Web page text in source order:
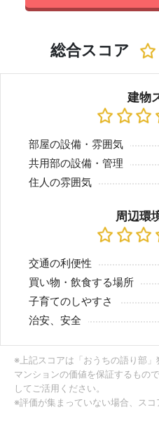
総合スコア
建物
部屋の設備・雰囲気
共用部の設備・管理
住人の雰囲気
周辺環
交通の利便性
買い物・飲食する場所
子育てのしやすさ
治安、安全
※上記スコアは「おうちの語り部」
マンションの価値を保証するもの
してご活用ください。
※評価が集まっていない場合、スコ